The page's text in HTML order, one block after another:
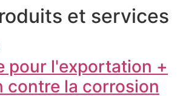
et services
pour l'exportation +
contre la corrosion